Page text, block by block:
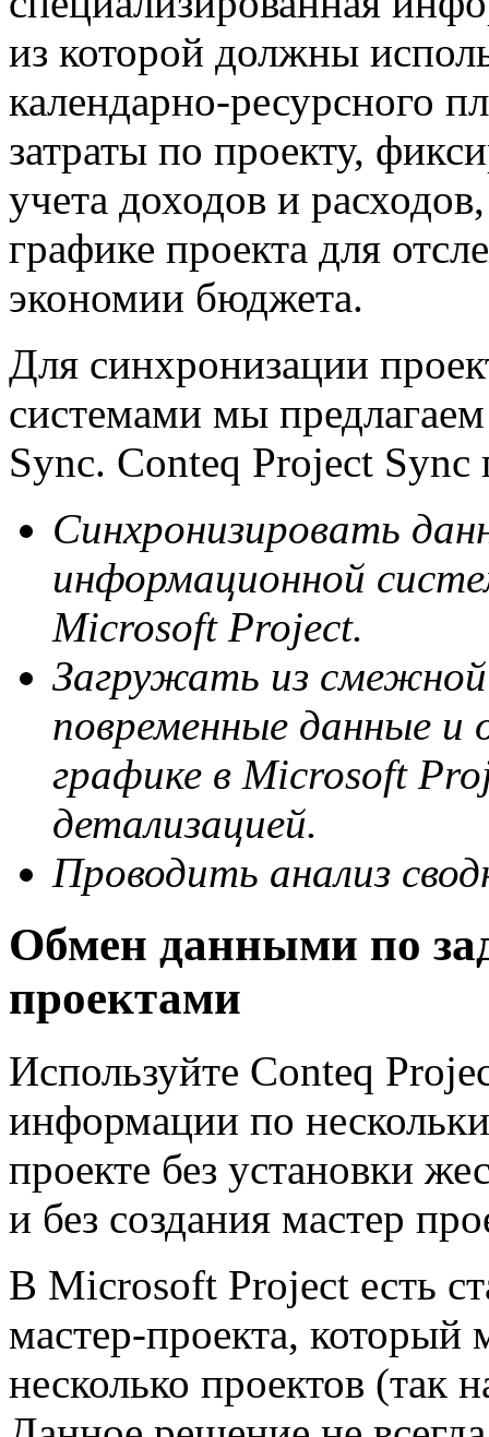
из которой должны
календарно-ресурсного
затраты по проекту,
учета доходов и
графике проекта для
экономии бюджета.
Для синхронизации
системами мы
Sync. Conteq Project Sync
Синхронизировать
информационной
Microsoft Project.
Загружать из
повременные данные
графике в Microsoft
детализацией.
Проводить анализ
Обмен данными по
проектами
Используйте Conteq
информации по
проекте без установки
и без создания мастер
В Microsoft Project есть
мастер-проекта, который
несколько проектов (так